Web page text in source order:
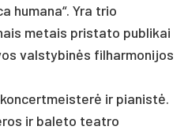
humana“. Yra trio
metais pristato publikai
valstybinės filharmonijos
ir pianistė.
ir baleto teatro